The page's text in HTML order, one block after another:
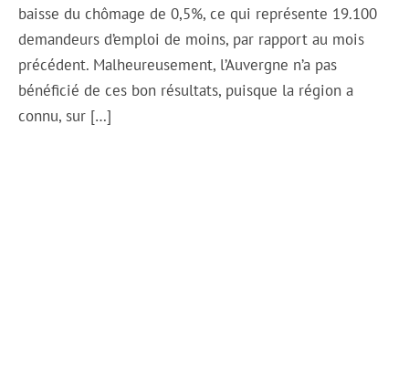
baisse du chômage de 0,5%, ce qui représente 19.100
demandeurs d’emploi de moins, par rapport au mois
précédent. Malheureusement, l’Auvergne n’a pas
bénéficié de ces bon résultats, puisque la région a
connu, sur […]